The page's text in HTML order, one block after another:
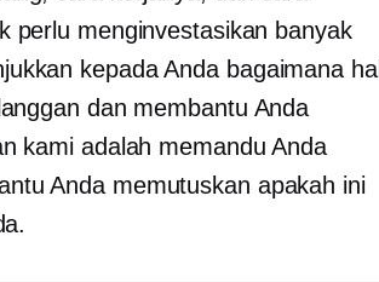
perlu menginvestasikan banyak
kepada Anda bagaimana hal
dan membantu Anda
kami adalah memandu Anda
Anda memutuskan apakah ini